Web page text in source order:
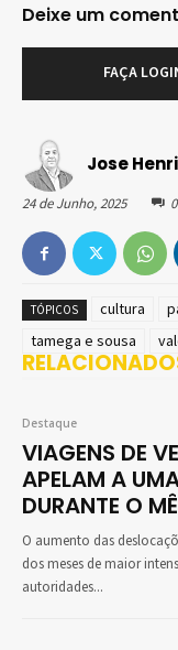
Jose
24 de Junho, 2025 0
TÓPICOS cultura
tamega e sousa
Destaque
VIAGENS DE
APELAM A
DURANTE O
O aumento das
dos meses de maior
autoridades...
Deixe um
FAÇA